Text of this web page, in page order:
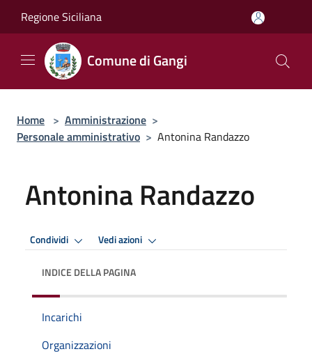
Regione Siciliana
Comune di Gangi
Home > Amministrazione >
Personale amministrativo > Antonina Randazzo
Antonina Randazzo
Condividi Vedi azioni
INDICE DELLA PAGINA
Incarichi
Organizzazioni